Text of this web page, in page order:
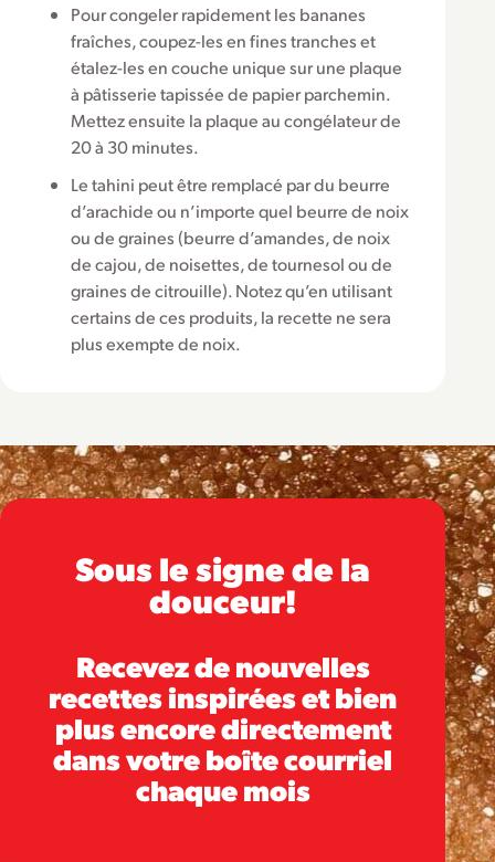
Pour congeler rapidement les bananes
fraîches, coupez-les en fines tranches et
étalez-les en couche unique sur une plaque
à pâtisserie tapissée de papier parchemin.
Mettez ensuite la plaque au congélateur de
20 à 30 minutes.
Le tahini peut être remplacé par du beurre
d’arachide ou n’importe quel beurre de noix
ou de graines (beurre d’amandes, de noix
de cajou, de noisettes, de tournesol ou de
graines de citrouille). Notez qu’en utilisant
certains de ces produits, la recette ne sera
plus exempte de noix.
Sous le signe de la
douceur!
Recevez de nouvelles
recettes inspirées et bien
plus encore directement
dans votre boîte courriel
chaque mois